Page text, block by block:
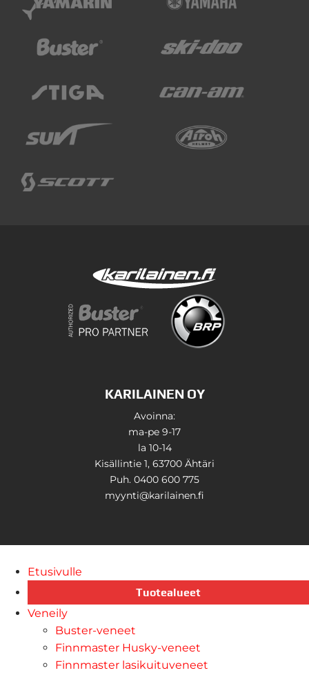
KARILAINEN OY
Avoinna:
ma-pe 9-17
la 10-14
Kisällintie 1, 63700 Ähtäri
Puh. 0400 600 775
myynti@karilainen.fi
Etusivulle
Tuotealueet
Veneily
Buster-veneet
Finnmaster Husky-veneet
Finnmaster lasikuituveneet